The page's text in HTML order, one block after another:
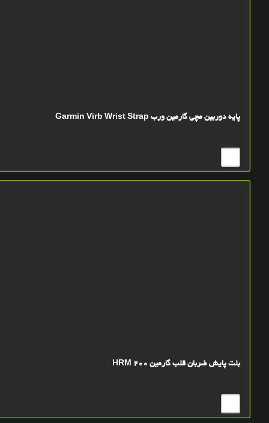
پایه دوربین مچی گارمین ورب Garmin Virb Wrist Strap
بلت پایش ضربان قلب گارمین HRM 200